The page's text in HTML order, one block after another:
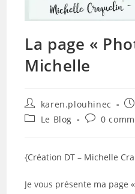
La page «
Michelle
Auteur/autrice
de
la
karen.plouhinec
PostLe Blog
publication :
0
{Création DT – Michelle
Je vous présente ma page